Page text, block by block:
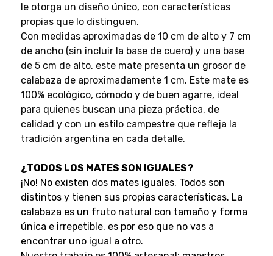
le otorga un diseño único, con características
propias que lo distinguen.
Con medidas aproximadas de 10 cm de alto y 7 cm
de ancho (sin incluir la base de cuero) y una base
de 5 cm de alto, este mate presenta un grosor de
calabaza de aproximadamente 1 cm. Este mate es
100% ecológico, cómodo y de buen agarre, ideal
para quienes buscan una pieza práctica, de
calidad y con un estilo campestre que refleja la
tradición argentina en cada detalle.
¿TODOS LOS MATES SON IGUALES?
¡No! No existen dos mates iguales. Todos son
distintos y tienen sus propias características. La
calabaza es un fruto natural con tamaño y forma
única e irrepetible, es por eso que no vas a
encontrar uno igual a otro.